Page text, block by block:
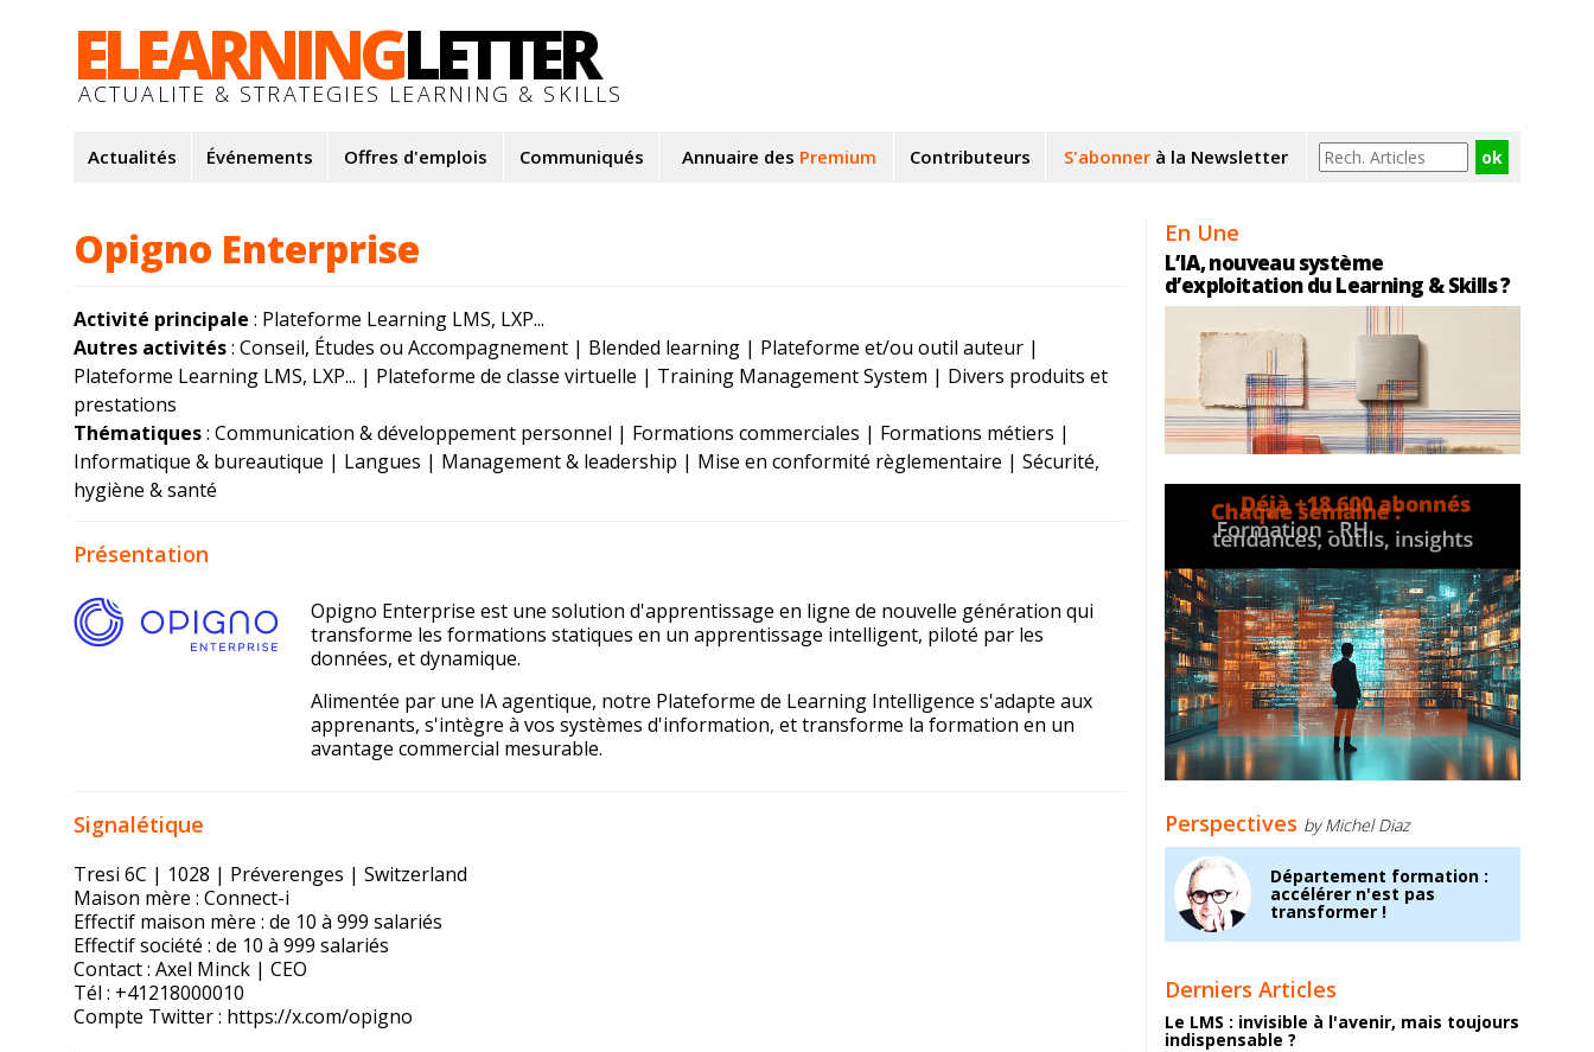
ELEARNINGLETTER
ACTUALITE & STRATEGIES LEARNING & SKILLS
Actualités Événements Offres d'emplois Communiqués Annuaire des Premium Contributeurs S'abonner à la Newsletter
Opigno Enterprise
Activité principale : Plateforme Learning LMS, LXP...
Autres activités: Conseil, Études ou Accompagnement | Blended learning | Plateforme et/ou outil auteur |
Plateforme Learning LMS, LXP... | Plateforme de classe virtuelle | Training Management System | Divers produits et
prestations
Thématiques: Communication & développement personnel | Formations commerciales | Formations métiers |
Informatique & bureautique | Langues | Management & leadership | Mise en conformité règlementaire | Sécurité,
hygiène & santé
Présentation
Opigno Enterprise est une solution d'apprentissage en ligne de nouvelle génération qui
transforme les formations statiques en un apprentissage intelligent, piloté par les
données, et dynamique.
Alimentée par une IA agentique, notre Plateforme de Learning Intelligence s'adapte aux
apprenants, s'intègre à vos systèmes d'information, et transforme la formation en un
avantage commercial mesurable.
Signalétique
Tresi 6C | 1028 | Préverenges | Switzerland
Maison mère : Connect-i
Effectif maison mère : de 10 à 999 salariés
Effectif société : de 10 à 999 salariés
Contact : Axel Minck | CEO
Tél : +41218000010
Compte Twitter : https://x.com/opigno
En Une
L’IA, nouveau système
d’exploitation du Learning & Skills ?
Perspectives by Michel Diaz
Département formation :
accélérer n'est pas
transformer !
Derniers Articles
Le LMS : invisible à l'avenir, mais toujours
indispensable ?